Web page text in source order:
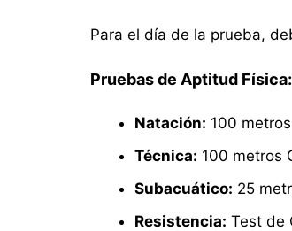
Para el día de la prueba,
Pruebas de Aptitud Física:
Natación: 100
Técnica: 100 metros
Subacuático: 25
Resistencia: Test de